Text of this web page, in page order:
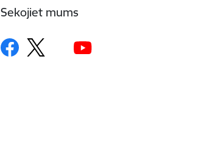
Sekojiet mums